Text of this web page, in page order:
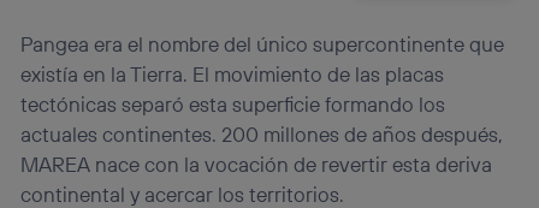
Pangea era el nombre del único supercontinente que
existía en la Tierra. El movimiento de las placas
tectónicas separó esta superficie formando los
actuales continentes. 200 millones de años después,
MAREA nace con la vocación de revertir esta deriva
continental y acercar los territorios.